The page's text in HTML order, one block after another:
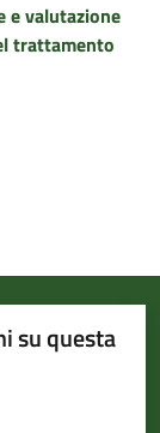
e valutazione
trattamento
su questa